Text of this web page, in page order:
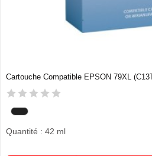
Cartouche Compatible EPSON 79XL
Quantité : 42 ml